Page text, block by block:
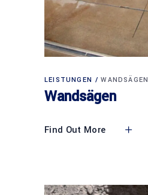
LEISTUNGEN WANDSÄGEN
Wandsägen
Find Out More